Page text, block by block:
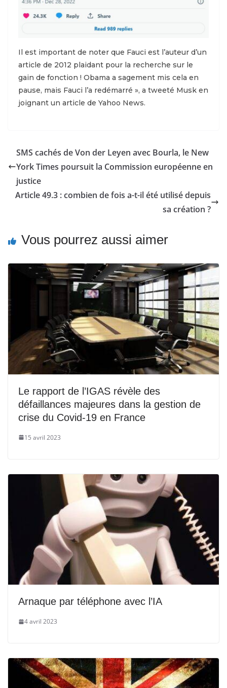
Il est important de noter que Fauci est l’auteur d’un
article de 2012 plaidant pour la recherche sur le
gain de fonction ! Obama a sagement mis cela en
pause, mais Fauci l’a redémarré », a tweeté Musk en
joignant un article de Yahoo News.
SMS cachés de Von der Leyen avec Bourla, le New
York Times poursuit la Commission européenne en
justice
Article 49.3 : combien de fois a-t-il été utilisé depuis
sa création ?
Vous pourrez aussi aimer
Le rapport de l’IGAS révèle des
défaillances majeures dans la gestion de
crise du Covid-19 en France
15 avril 2023
Arnaque par téléphone avec l’IA
4 avril 2023